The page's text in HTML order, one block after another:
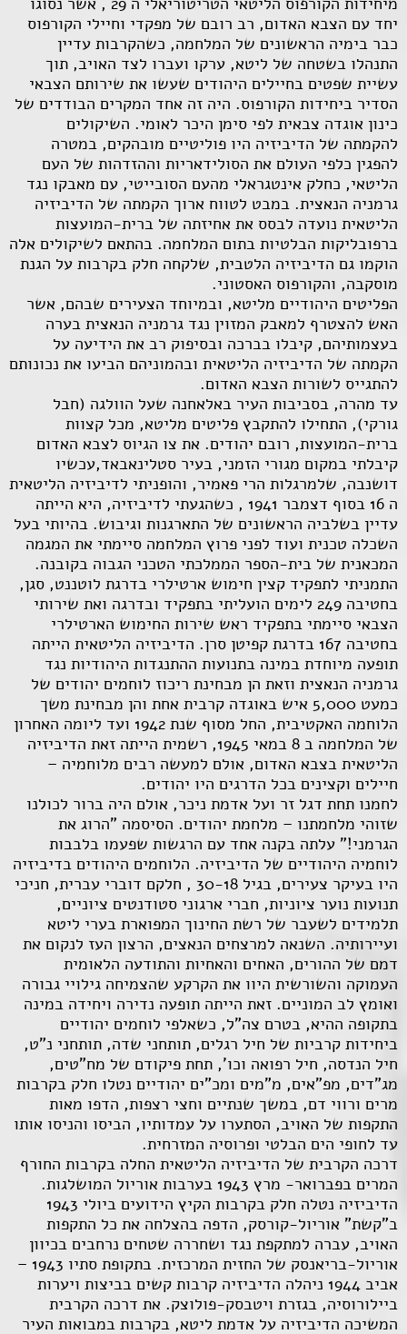
יחד עם הצבא האדום, רב רובם של מפקדי וחיילי הקורפוס
כבר בימיה הראשונים של המלחמה, כשהקרבות עדיין
התנהלו בשטחה של ליטא, ערקו ועברו לצד האויב, תוך
עשיית שפטים בחיילים היהודים שעשו את שירותם הצבאי
הסדיר ביחידות הקורפוס. היה זה אחד המקרים הבודדים של
כינון אוגדה צבאית לפי סימן היכר לאומי. השיקולים
להקמתה של הדיביזיה היו פוליטיים מובהקים, במטרה
להפגין כלפי העולם את הסולידאריות וההזדהות של העם
הליטאי, כחלק אינטגראלי מהעם הסובייטי, עם מאבקו נגד
גרמניה הנאצית. במבט לטווח ארוך הקמתה של הדיביזיה
הליטאית נועדה לבסס את אחיזתה של ברית-המועצות
ברפובליקות הבלטיות בתום המלחמה. בהתאם לשיקולים אלה
הוקמו גם הדיביזיה הלטבית, שלקחה חלק בקרבות על הגנת
מוסקבה, והקורפוס האסטוני.
הפליטים היהודיים מליטא, ובמיוחד הצעירים שבהם, אשר
האש להצטרף למאבק המזוין נגד גרמניה הנאצית בערה
בעצמותיהם, קיבלו בברכה ובסיפוק רב את הידיעה על
הקמתה של הדיביזיה הליטאית ובהמוניהם הביעו את נכונותם
להתגייס לשורות הצבא האדום.
עד מהרה, בסביבות העיר באלאחנה שעל הוולגה (חבל
גורקי), התחילו להתקבץ פליטים מליטא, מכל קצוות
ברית-המועצות, רובם יהודים. את צו הגיוס לצבא האדום
קיבלתי במקום מגורי הזמני, בעיר סטלינאבאד,עכשיו
דושנבה, שלמרגלות הרי פאמיר, והופניתי לדיביזיה הליטאית
ה 16 בסוף דצמבר 1941 , כשהגעתי לדיביזיה, היא הייתה
עדיין בשלביה הראשונים של התארגנות וגיבוש. בהיותי בעל
השכלה טכנית ועוד לפני פרוץ המלחמה סיימתי את המגמה
המכאנית של בית-הספר הממלכתי הטכני הגבוה בקובנה.
התמניתי לתפקיד קצין חימוש ארטילרי בדרגת לוטננט, סגן,
בחטיבה 249 לימים הועליתי בתפקיד ובדרגה ואת שירותי
הצבאי סיימתי בתפקיד ראש שירות החימוש הארטילרי
בחטיבה 167 בדרגת קפיטן סרן. הדיביזיה הליטאית הייתה
תופעה מיוחדת במינה בתנועות ההתנגדות היהודיות נגד
גרמניה הנאצית וזאת הן מבחינת ריכוז לוחמים יהודים של
כמעט 5,000 איש באוגדה קרבית אחת והן מבחינת משך
הלוחמה האקטיבית, החל מסוף שנת 1942 ועד ליומה האחרון
של המלחמה ב 8 במאי 1945, רשמית הייתה זאת הדיביזיה
הליטאית בצבא האדום, אולם למעשה רבים מלוחמיה –
חיילים וקצינים בכל הדרגים היו יהודים.
לחמנו תחת דגל זר ועל אדמת ניכר, אולם היה ברור לכולנו
שזוהי מלחמתנו – מלחמת יהודים. הסיסמה "הרוג את
הגרמני!" עלתה בקנה אחד עם הרגשות שפעמו בלבבות
לוחמיה היהודיים של הדיביזיה. הלוחמים היהודים בדיביזיה
היו בעיקר צעירים, בגיל 30-18 , חלקם דוברי עברית, חניכי
תנועות נוער ציוניות, חברי ארגוני סטודנטים ציוניים,
תלמידים לשעבר של רשת החינוך המפוארת בערי ליטא
ועיירותיה. השנאה למרצחים הנאצים, הרצון העז לנקום את
דמם של ההורים, האחים והאחיות והתודעה הלאומית
העמוקה והשורשית היוו את הקרקע שהצמיחה גילויי גבורה
ואומץ לב המוניים. זאת הייתה תופעה נדירה ויחידה במינה
בתקופה ההיא, בטרם צה"ל, כשאלפי לוחמים יהודיים
ביחידות קרביות של חיל רגלים, תותחני שדה, תותחני נ"ט,
חיל הנדסה, חיל רפואה וכו', תחת פיקודם של מח"טים,
מג"דים, מפ"אים, מ"מים ומכ"ים יהודיים נטלו חלק בקרבות
מרים ורווי דם, במשך שנתיים וחצי רצפות, הדפו מאות
התקפות של האויב, הסתערו על עמדותיו, הביסו והניסו אותו
עד לחופי הים הבלטי ופרוסיה המזרחית.
דרכה הקרבית של הדיביזיה הליטאית החלה בקרבות החורף
המרים בפברואר- מרץ 1943 בערבות אוריול המושלגות.
הדיביזיה נטלה חלק בקרבות הקיץ הידועים ביולי 1943
ב"קשת" אוריול-קורסק, הדפה בהצלחה את כל התקפות
האויב, עברה למתקפת נגד ושחררה שטחים נרחבים בכיוון
אוריול-בריאנסק של החזית המרכזית. בתקופת סתיו 1943 –
אביב 1944 ניהלה הדיביזיה קרבות קשים בביצות ויערות
ביילורוסיה, בגזרת ויטבסק-פולוצק. את דרכה הקרבית
המשיכה הדיביזיה על אדמת ליטא, בקרבות במבואות העיר